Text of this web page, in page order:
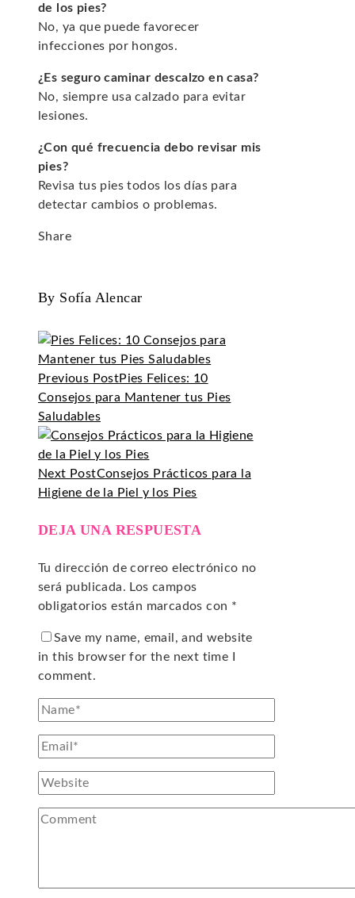
de los pies?
No, ya que puede favorecer
infecciones por hongos.
¿Es seguro caminar descalzo en casa?
No, siempre usa calzado para evitar
lesiones.
¿Con qué frecuencia debo revisar mis
pies?
Revisa tus pies todos los días para
detectar cambios o problemas.
Share
By Sofía Alencar
Previous PostPies Felices: 10
Consejos para Mantener tus Pies
Saludables
Next PostConsejos Prácticos para la
Higiene de la Piel y los Pies
DEJA UNA RESPUESTA
Tu dirección de correo electrónico no
será publicada. Los campos
obligatorios están marcados con *
Save my name, email, and website
in this browser for the next time I
comment.